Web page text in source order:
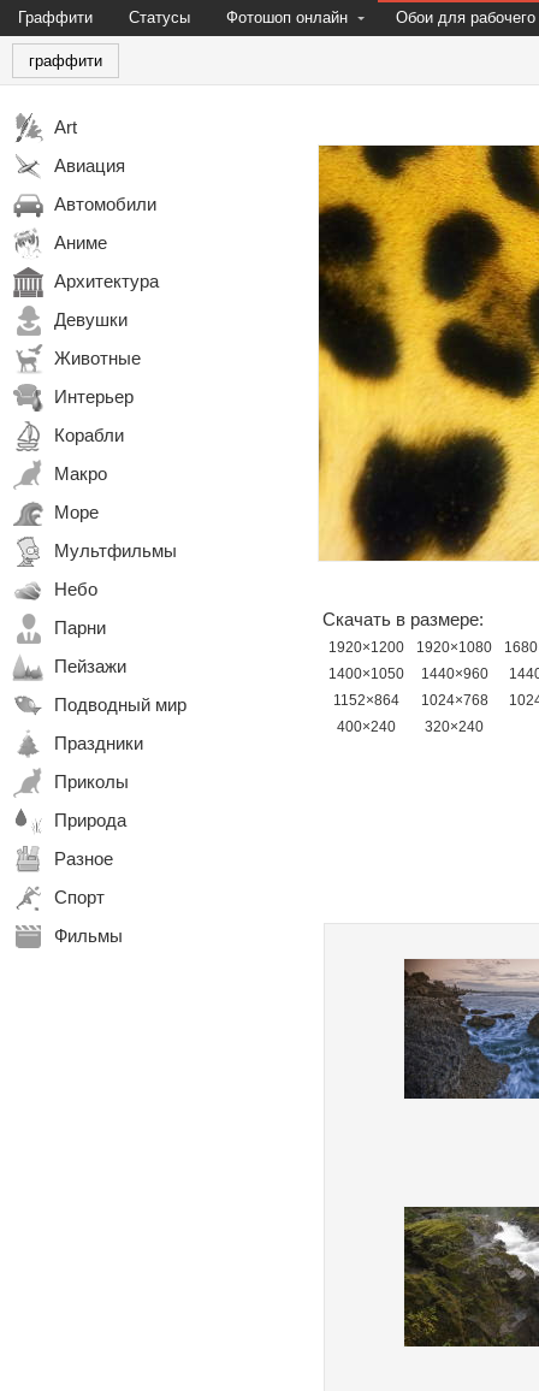
Граффити Статусы Фотошоп онлайн Обои для рабочего
граффити
Art
Авиация
Автомобили
Аниме
Архитектура
Девушки
Животные
Интерьер
Корабли
Макро
Море
Мультфильмы
Небо
Парни
Пейзажи
Подводный мир
Праздники
Приколы
Природа
Разное
Спорт
Фильмы
Скачать в размере:
1920×1200 1920×1080
1400×1050
1440×960
1152×864
1024×768
400×240
320×240